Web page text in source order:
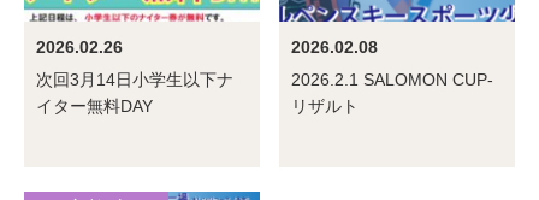
2026.02.26
次回3月14日小学生以下ナ
イター無料DAY
2026.02.08
2026.2.1 SALOMON CUP-
リザルト